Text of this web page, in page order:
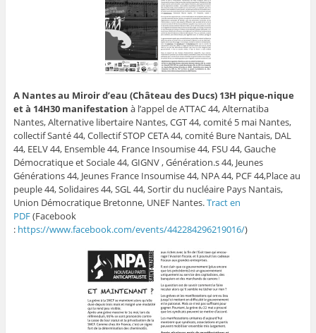
A Nantes au Miroir d’eau (Château des Ducs) 13H pique-nique
et à 14H30 manifestation à l’appel de ATTAC 44, Alternatiba
Nantes, Alternative libertaire Nantes, CGT 44, comité 5 mai Nantes,
collectif Santé 44, Collectif STOP CETA 44, comité Bure Nantais, DAL
44, EELV 44, Ensemble 44, France Insoumise 44, FSU 44, Gauche
Démocratique et Sociale 44, GIGNV , Génération.s 44, Jeunes
Générations 44, Jeunes France Insoumise 44, NPA 44, PCF 44,Place au
peuple 44, Solidaires 44, SGL 44, Sortir du nucléaire Pays Nantais,
Union Démocratique Bretonne, UNEF Nantes.Tract en
PDF(Facebook
: https://www.facebook.com/events/442284296219016/)